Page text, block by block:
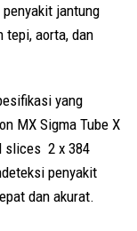
jantung
tepi, aorta, dan
yang
MX Sigma Tube X
slices 2 x 384
penyakit
dan akurat.